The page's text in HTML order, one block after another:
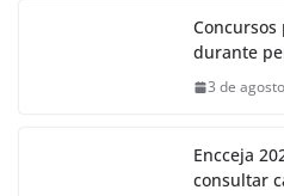
durante
3 de
Encceja
consultar